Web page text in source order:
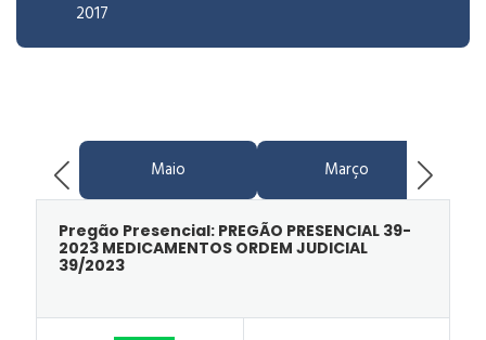
2017
Maio Março
Pregão Presencial: PREGÃO PRESENCIAL 39-
2023 MEDICAMENTOS ORDEM JUDICIAL
39/2023